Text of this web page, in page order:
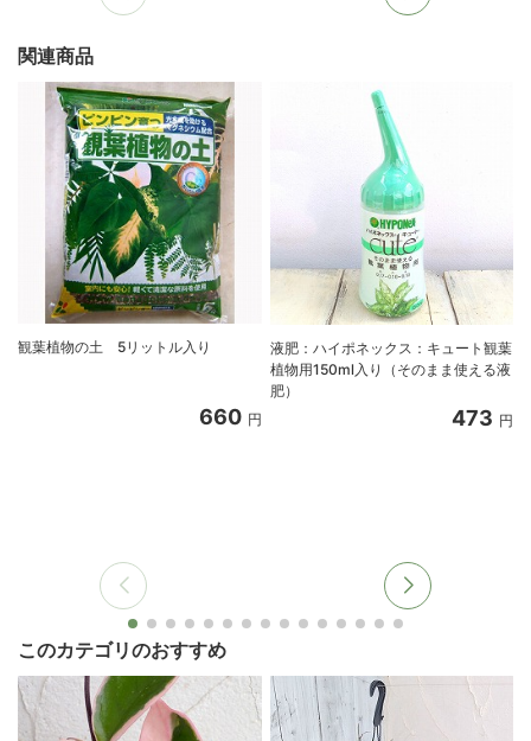
関連商品
観葉植物の土 5リットル入り
660 円
液肥：ハイポネックス：キュート観葉
植物用150ml入り（そのまま使える液
肥）
473 円
このカテゴリのおすすめ